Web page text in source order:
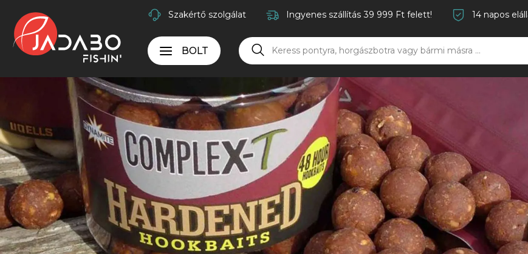
Szakértő szolgálat Ingyenes szállítás 39 999 Ft felett! 14 napos
BOLT